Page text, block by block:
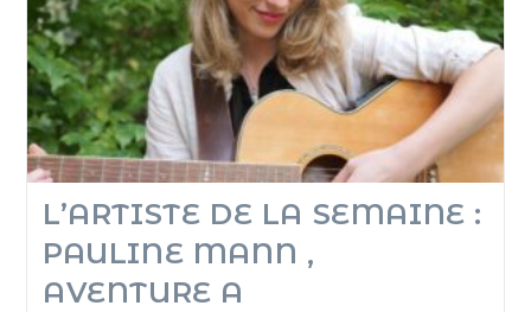
L’ARTISTE DE LA SEMAINE :
PAULINE MANN ,
AVENTURE A